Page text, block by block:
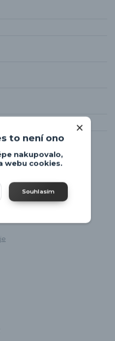
to není ono
nakupovalo,
webu cookies.
Souhlasím